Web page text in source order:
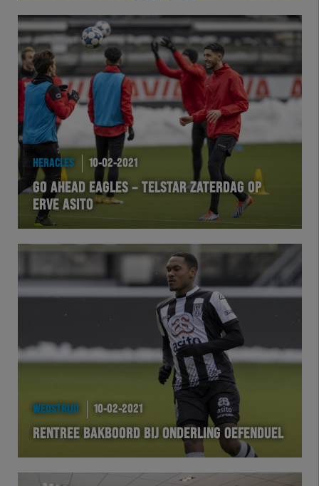
Herakids
Team Zwart Wit
Futsal
eSports
Academie
HERACLES 10-02-2021
GO AHEAD EAGLES – TELSTAR ZATERDAG OP
ERVE ASITO
WEDSTRIJD 10-02-2021
RENTREE BAKBOORD BIJ ONDERLING OEFENDUEL